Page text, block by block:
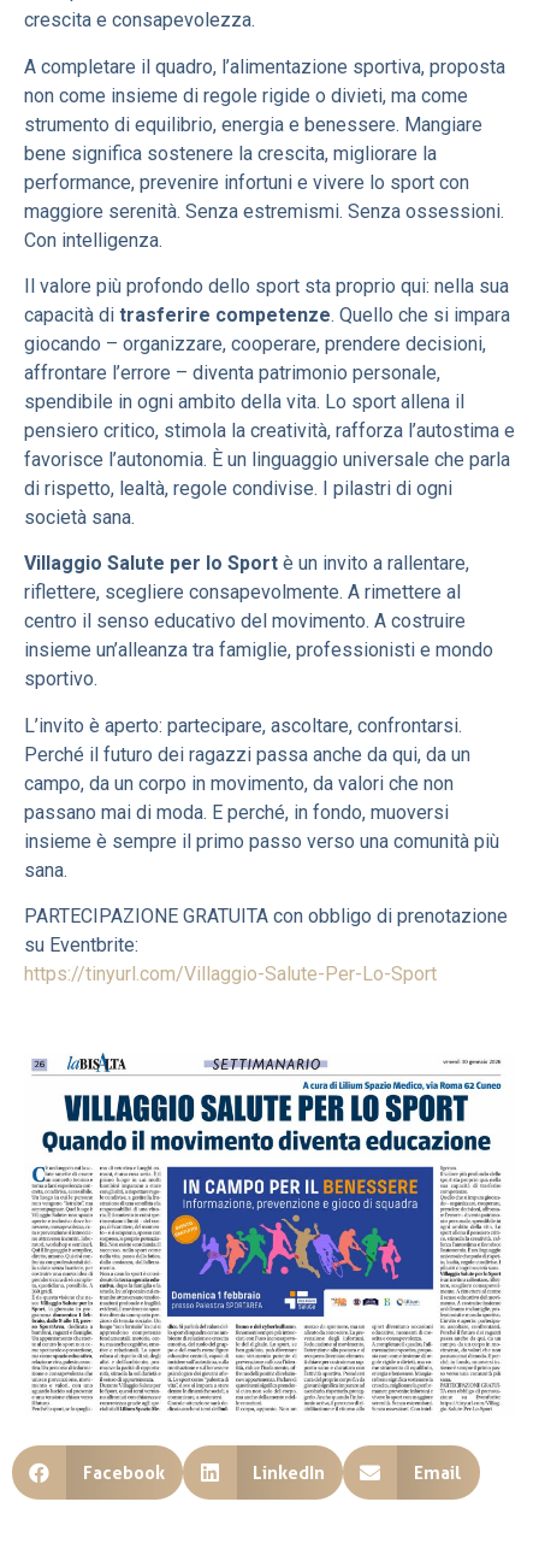
crescita e consapevolezza.
A completare il quadro, l’alimentazione sportiva, proposta
non come insieme di regole rigide o divieti, ma come
strumento di equilibrio, energia e benessere. Mangiare
bene significa sostenere la crescita, migliorare la
performance, prevenire infortuni e vivere lo sport con
maggiore serenità. Senza estremismi. Senza ossessioni.
Con intelligenza.
Il valore più profondo dello sport sta proprio qui: nella sua
capacità di trasferire competenze. Quello che si impara
giocando – organizzare, cooperare, prendere decisioni,
affrontare l’errore – diventa patrimonio personale,
spendibile in ogni ambito della vita. Lo sport allena il
pensiero critico, stimola la creatività, rafforza l’autostima e
favorisce l’autonomia. È un linguaggio universale che parla
di rispetto, lealtà, regole condivise. I pilastri di ogni
società sana.
Villaggio Salute per lo Sport è un invito a rallentare,
riflettere, scegliere consapevolmente. A rimettere al
centro il senso educativo del movimento. A costruire
insieme un’alleanza tra famiglie, professionisti e mondo
sportivo.
L’invito è aperto: partecipare, ascoltare, confrontarsi.
Perché il futuro dei ragazzi passa anche da qui, da un
campo, da un corpo in movimento, da valori che non
passano mai di moda. E perché, in fondo, muoversi
insieme è sempre il primo passo verso una comunità più
sana.
PARTECIPAZIONE GRATUITA con obbligo di prenotazione
su Eventbrite:
https://tinyurl.com/Villaggio-Salute-Per-Lo-Sport
Facebook LinkedIn Email